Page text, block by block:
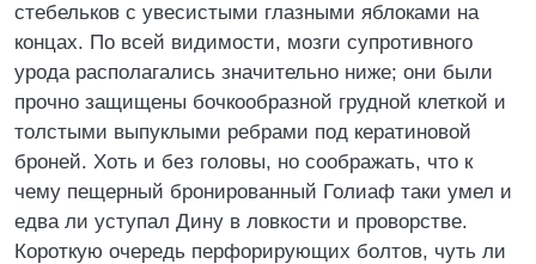
стебельков с увесистыми глазными яблоками на
концах. По всей видимости, мозги супротивного
урода располагались значительно ниже; они были
прочно защищены бочкообразной грудной клеткой и
толстыми выпуклыми ребрами под кератиновой
броней. Хоть и без головы, но соображать, что к
чему пещерный бронированный Голиаф таки умел и
едва ли уступал Дину в ловкости и проворстве.
Короткую очередь перфорирующих болтов, чуть ли